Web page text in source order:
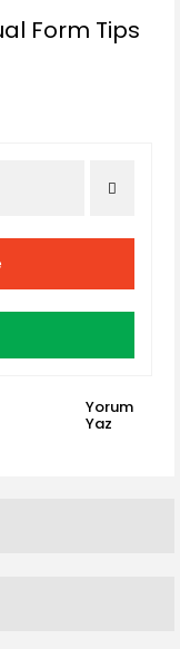
Form Tips
Yorum
Yaz